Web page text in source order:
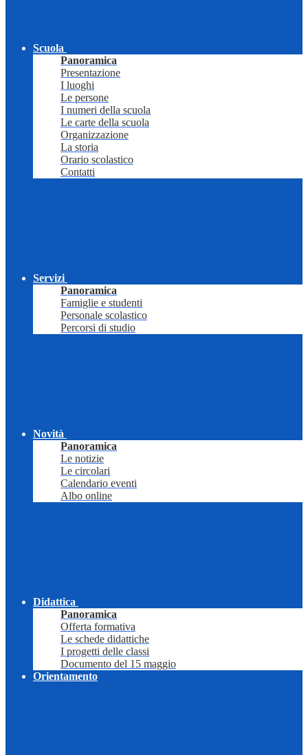
Scuola
Panoramica
Presentazione
I luoghi
Le persone
I numeri della scuola
Le carte della scuola
Organizzazione
La storia
Orario scolastico
Contatti
Servizi
Panoramica
Famiglie e studenti
Personale scolastico
Percorsi di studio
Novità
Panoramica
Le notizie
Le circolari
Calendario eventi
Albo online
Didattica
Panoramica
Offerta formativa
Le schede didattiche
I progetti delle classi
Documento del 15 maggio
Orientamento